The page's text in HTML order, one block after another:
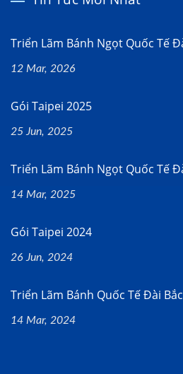
Triển Lãm Bánh Ngọt Quốc Tế
12 Mar, 2026
Gói Taipei 2025
25 Jun, 2025
Triển Lãm Bánh Ngọt Quốc Tế
14 Mar, 2025
Gói Taipei 2024
26 Jun, 2024
Triển Lãm Bánh Quốc Tế Đài
14 Mar, 2024